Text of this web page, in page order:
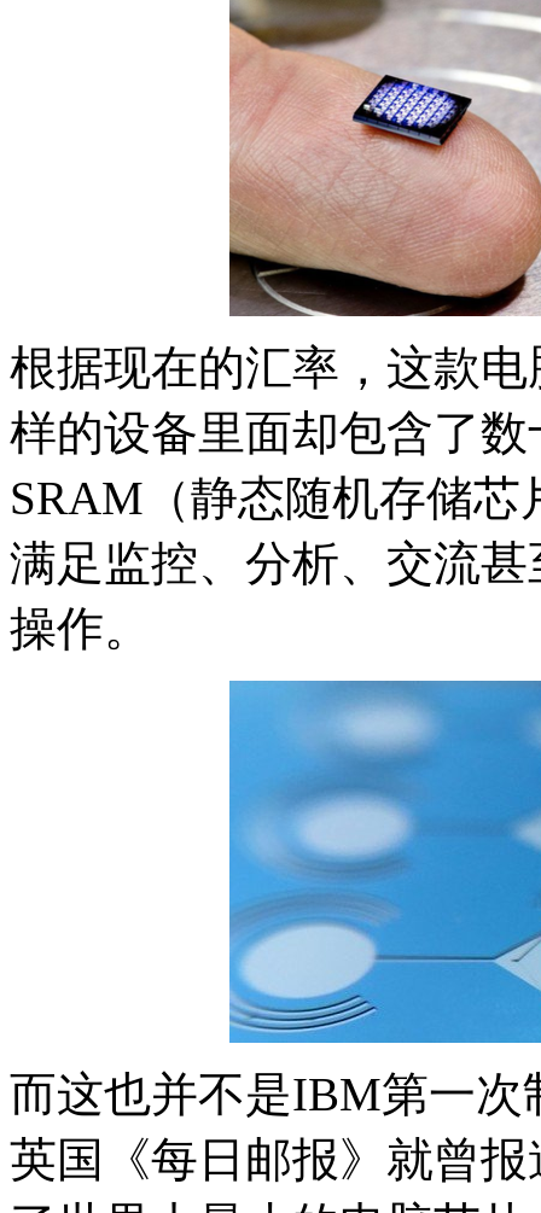
根据现在的汇率，这款
样的设备里面却包含了
SRAM（静态随机存储
满足监控、分析、交流
操作。
而这也并不是IBM第一次
英国《每日邮报》就曾